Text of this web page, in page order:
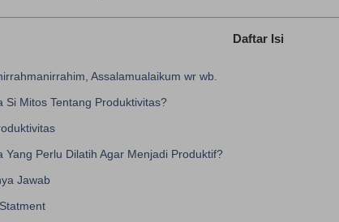
Daftar Isi
Assalamualaikum wr wb.
Si Mitos Tentang Produktivitas?
Yang Perlu Dilatih Agar Menjadi Produktif?
Jawab